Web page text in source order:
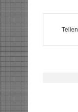
Teilen